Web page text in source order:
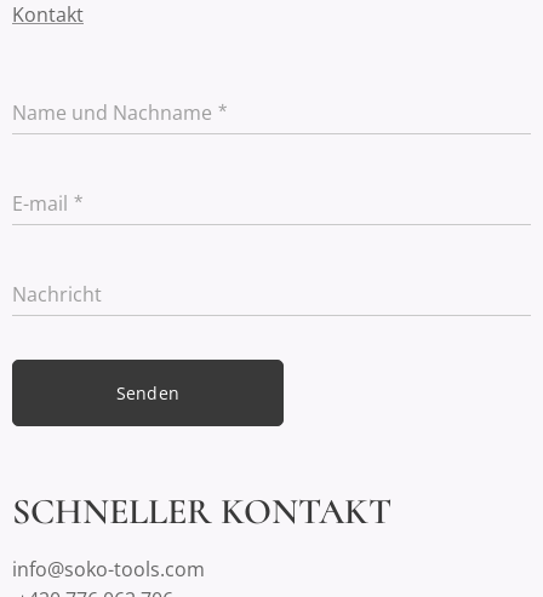
Kontakt
Name und Nachname
E-mail
Nachricht
Senden
SCHNELLER KONTAKT
info@soko-tools.com